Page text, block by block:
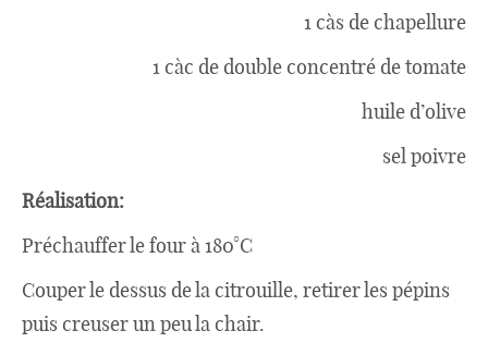
1 càs de chapellure
1 càc de double concentré de tomate
huile d’olive
sel poivre
Réalisation:
Préchauffer le four à 180°C
Couper le dessus de la citrouille, retirer les pépins
puis creuser un peu la chair.